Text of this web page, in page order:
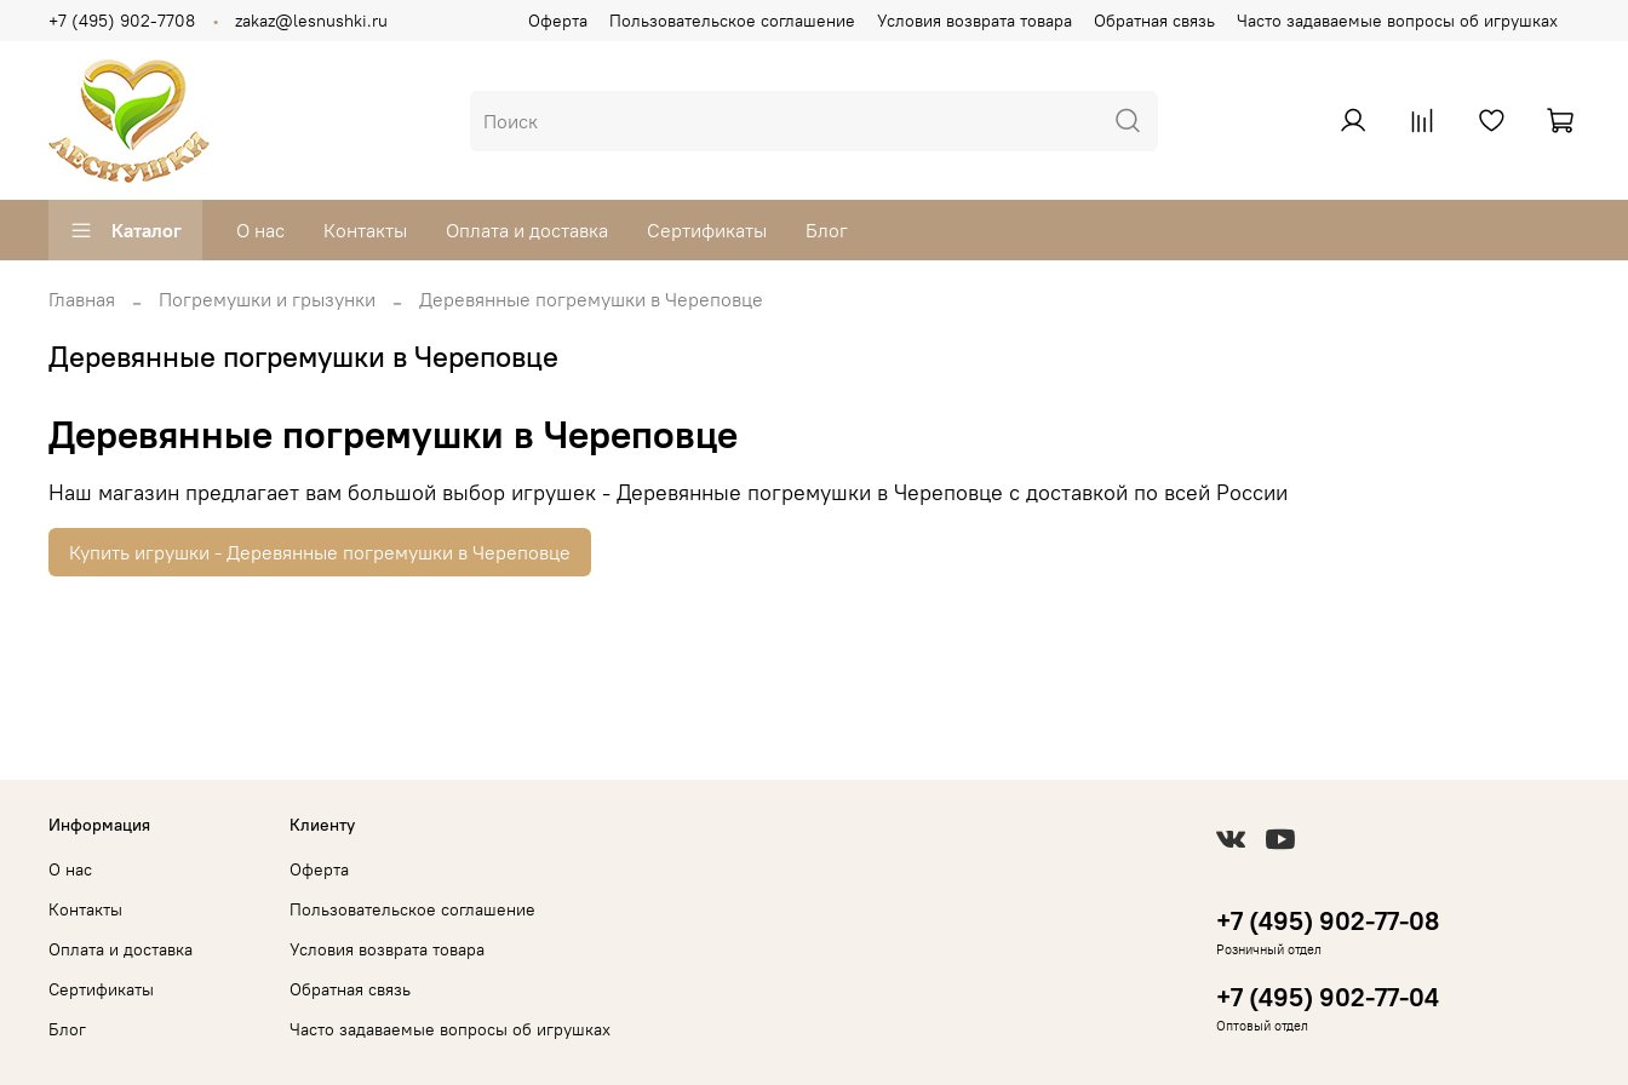
Оферта Пользовательское соглашение Условия возврата товара Обратная связь Часто задаваемые вопросы об игрушках
+7 (495) 902-7708 zakaz@lesnushki.ru
Каталог О нас Контакты Оплата и доставка Сертификаты Блог
Главная Погремушки и грызунки Деревянные погремушки в Череповце
Деревянные погремушки в Череповце
Деревянные погремушки в Череповце
Наш магазин предлагает вам большой выбор игрушек - Деревянные погремушки в Череповце с доставкой по всей России
Купить игрушки - Деревянные погремушки в Череповце
Информация
О нас
Контакты
Оплата и доставка
Сертификаты
Блог
Клиенту
Оферта
Пользовательское соглашение
Условия возврата товара
Обратная связь
Часто задаваемые вопросы об игрушках
+7 (495) 902-77-08
Розничный отдел
+7 (495) 902-77-04
Оптовый отдел